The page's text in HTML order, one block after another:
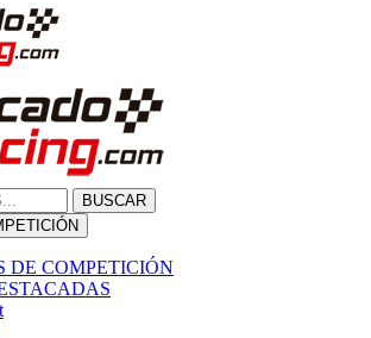
BUSCAR
DE COMPETICIÓN